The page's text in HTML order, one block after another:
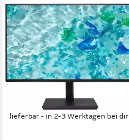
ACER
B247YGbmiqpruzx TFT-
Monitor
4 ms Reaktionszeit
120 Hz Bildwiederholfrequenz
Produktdatenblatt
mtl. in 12 Raten
lieferbar - in 2-3 Werktagen bei dir